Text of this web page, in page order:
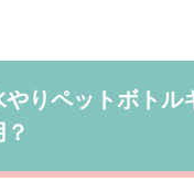
やりペットボトル